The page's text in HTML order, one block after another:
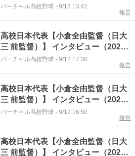
年9月11日）
バーチャル高校野球 - 9/13 13:42
報告
高校日本代表【小倉全由監督（日大
三 前監督）】 インタビュー（2025
年9月12日）
バーチャル高校野球 - 9/12 17:30
報告
高校日本代表【小倉全由監督（日大
三 前監督）】 インタビュー（2025
年9月11日）
バーチャル高校野球 - 9/12 16:50
報告
高校日本代表【小倉全由監督（日大
三 前監督）】 インタビュー（2025